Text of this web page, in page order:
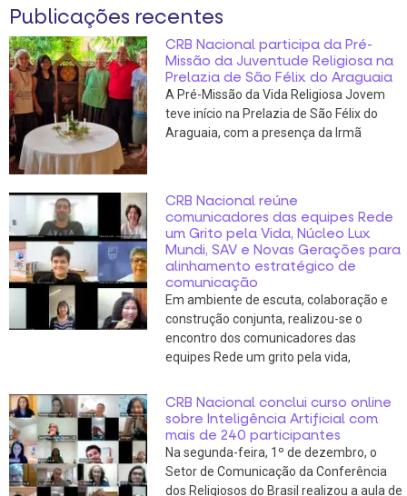
Publicações recentes
CRB Nacional participa da Pré-
Missão da Juventude Religiosa na
Prelazia de São Félix do Araguaia
A Pré-Missão da Vida Religiosa Jovem
teve início na Prelazia de São Félix do
Araguaia, com a presença da Irmã
CRB Nacional reúne
comunicadores das equipes Rede
um Grito pela Vida, Núcleo Lux
Mundi, SAV e Novas Gerações para
alinhamento estratégico de
comunicação
Em ambiente de escuta, colaboração e
construção conjunta, realizou-se o
encontro dos comunicadores das
equipes Rede um grito pela vida,
CRB Nacional conclui curso online
sobre Inteligência Artificial com
mais de 240 participantes
Na segunda-feira, 1º de dezembro, o
Setor de Comunicação da Conferência
dos Religiosos do Brasil realizou a aula de